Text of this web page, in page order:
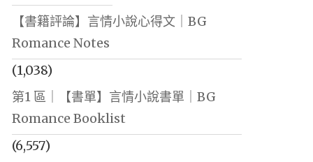
【書籍評論】言情小說心得文｜BG
Romance Notes
(1,038)
第1 區｜【書單】言情小說書單｜BG
Romance Booklist
(6,557)